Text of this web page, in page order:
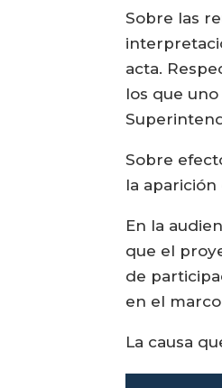
Sobre las
acta.
los que
Sobre
la
En la
que el
de
en el
La causa